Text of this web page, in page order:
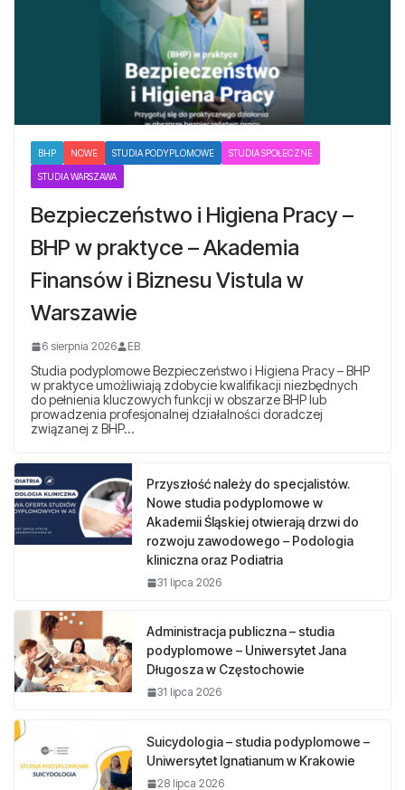
BHP NOWE STUDIA PODYPLOMOWE STUDIA SPOŁECZNE
STUDIA WARSZAWA
Bezpieczeństwo i Higiena Pracy –
BHP w praktyce – Akademia
Finansów i Biznesu Vistula w
Warszawie
6 sierpnia 2026 EB
Studia podyplomowe Bezpieczeństwo i Higiena Pracy – BHP
w praktyce umożliwiają zdobycie kwalifikacji niezbędnych
do pełnienia kluczowych funkcji w obszarze BHP lub
prowadzenia profesjonalnej działalności doradczej
związanej z BHP…
Przyszłość należy do specjalistów.
Nowe studia podyplomowe w
Akademii Śląskiej otwierają drzwi do
rozwoju zawodowego – Podologia
kliniczna oraz Podiatria
31 lipca 2026
Administracja publiczna – studia
podyplomowe – Uniwersytet Jana
Długosza w Częstochowie
31 lipca 2026
Suicydologia – studia podyplomowe –
Uniwersytet Ignatianum w Krakowie
28 lipca 2026